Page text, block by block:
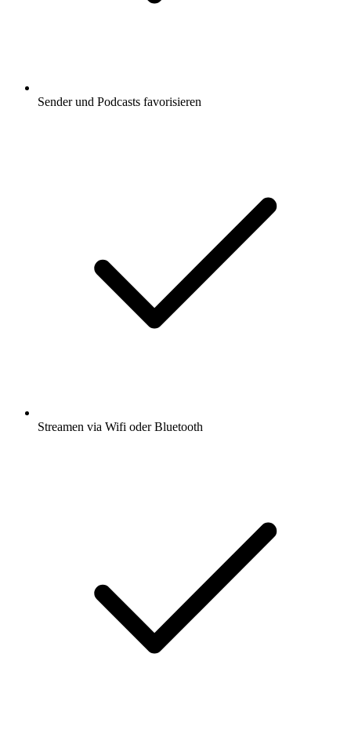
Sender und Podcasts favorisieren
Streamen via Wifi oder Bluetooth